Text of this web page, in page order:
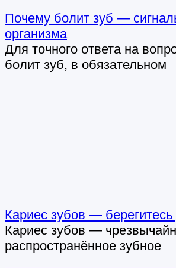
Почему болит зуб —
организма
Для точного ответа на
болит зуб, в обязательном
Кариес зубов —
Кариес зубов —
распространённое зубное